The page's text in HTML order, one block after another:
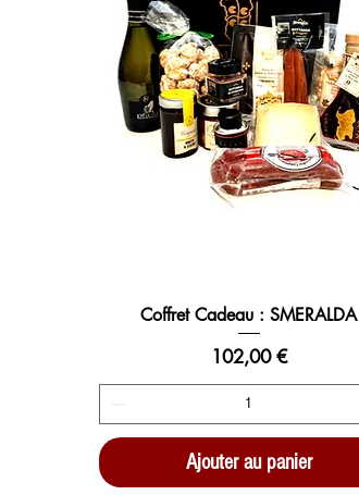
Coffret Cadeau : SMERALDA
Prix
102,00 €
Ajouter au panier